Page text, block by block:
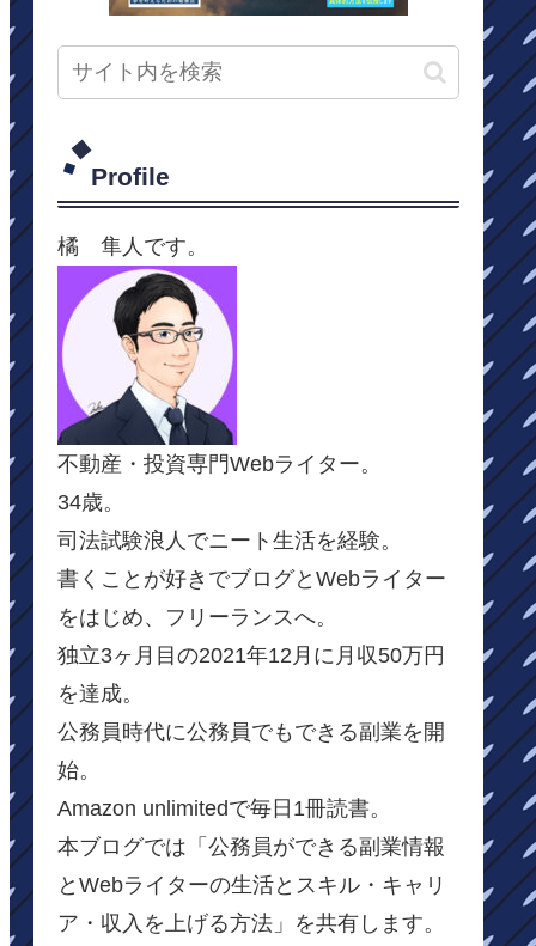
Profile
橘 隼人です。
不動産・投資専門Webライター。
34歳。
司法試験浪人でニート生活を経験。
書くことが好きでブログとWebライター
をはじめ、フリーランスへ。
独立3ヶ月目の2021年12月に月収50万円
を達成。
公務員時代に公務員でもできる副業を開
始。
Amazon unlimitedで毎日1冊読書。
本ブログでは「公務員ができる副業情報
とWebライターの生活とスキル・キャリ
ア・収入を上げる方法」を共有します。